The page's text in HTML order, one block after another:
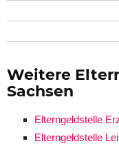
Weitere
Sachsen
Elterngeldstelle
Elterngeldstelle